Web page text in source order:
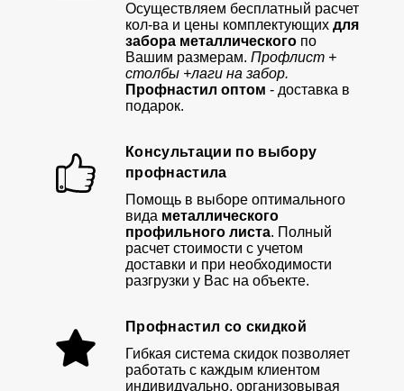
Осуществляем бесплатный расчет
кол-ва и цены комплектующих для
забора металлического по
Вашим размерам. Профлист +
столбы +лаги на забор.
Профнастил оптом - доставка в
подарок.
Консультации по выбору
профнастила
Помощь в выборе оптимального
вида металлического
профильного листа. Полный
расчет стоимости с учетом
доставки и при необходимости
разгрузки у Вас на объекте.
Профнастил со скидкой
Гибкая система скидок позволяет
работать с каждым клиентом
индивидуально, организовывая